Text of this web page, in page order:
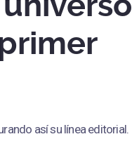
así su línea editorial.